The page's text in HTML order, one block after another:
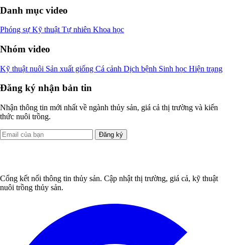
Danh mục video
Phóng sự Kỹ thuật Tự nhiên Khoa học
Nhóm video
Kỹ thuật nuôi Sản xuất giống Cá cảnh Dịch bệnh Sinh học Hiện trạng
Đăng ký nhận bản tin
Nhận thông tin mới nhất về ngành thủy sản, giá cả thị trường và kiến
thức nuôi trồng.
Đăng ký
Cổng kết nối thông tin thủy sản. Cập nhật thị trường, giá cả, kỹ thuật
nuôi trồng thủy sản.